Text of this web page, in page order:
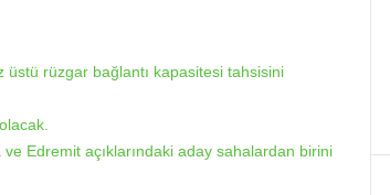
üstü rüzgar bağlantı kapasitesi tahsisini
Edremit açıklarındaki aday sahalardan birini